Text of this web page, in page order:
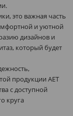
это важная часть
и уютной
дизайнов и
который будет
продукции AET
с доступной
круга